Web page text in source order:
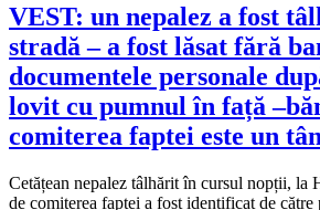
VEST: un nepalez a fost
stradă – a fost lăsat fără
documentele personale
lovit cu pumnul în față
comiterea faptei este un
Cetățean nepalez tâlhărit în cursul nopții, la
de comiterea faptei a fost identificat de